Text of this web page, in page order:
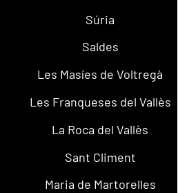
Súria
Saldes
Les Masíes de Voltregà
Les Franqueses del Vallès
La Roca del Vallès
Sant Climent
Maria de Martorelles